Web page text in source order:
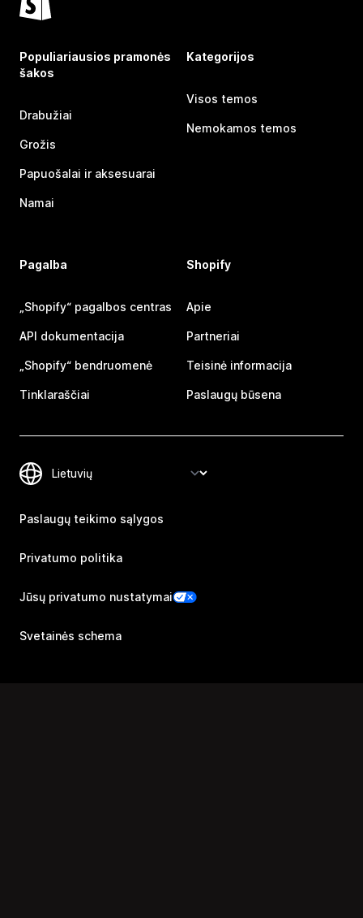
Populiariausios pramonės
šakos
Drabužiai
Grožis
Papuošalai ir aksesuarai
Namai
Kategorijos
Visos temos
Nemokamos temos
Pagalba
„Shopify“ pagalbos centras
API dokumentacija
„Shopify“ bendruomenė
Tinklaraščiai
Shopify
Apie
Partneriai
Teisinė informacija
Paslaugų būsena
Paslaugų teikimo sąlygos
Privatumo politika
Jūsų privatumo nustatymai
Svetainės schema